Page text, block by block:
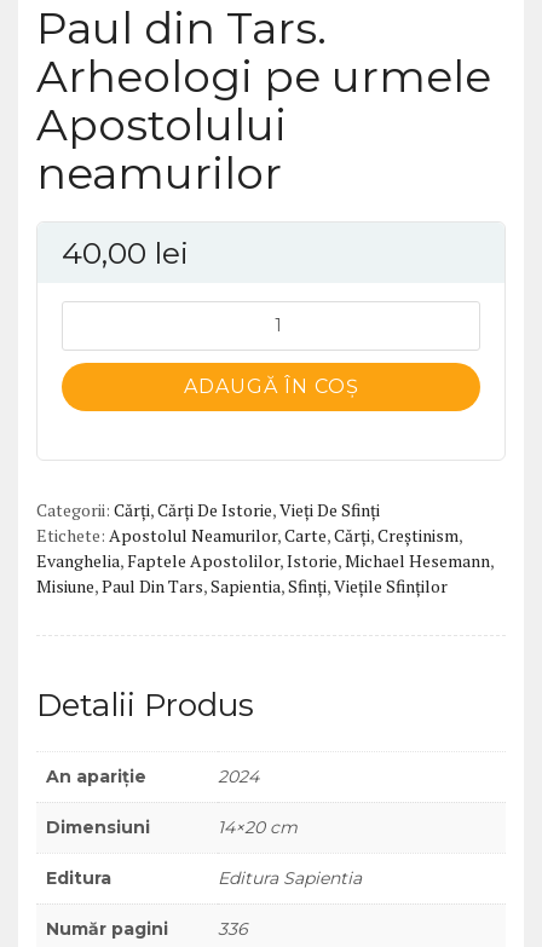
Paul din Tars.
Arheologi pe urmele
Apostolului
neamurilor
40,00 lei
Paul
din
Tars.
pe
Apostolului
neamurilor
ADAUGĂ ÎN COȘ
Categorii: Cărți,Cărți De Istorie,Vieți De Sfinți
Etichete: Apostolul Neamurilor,Carte,Cărți,Creștinism,
Evanghelia,Faptele Apostolilor,Istorie,Michael Hesemann,
Misiune,Paul Din Tars,Sapientia,Sfinți,Viețile Sfinților
Detalii Produs
An apariție 2024
Dimensiuni 14×20 cm
Editura Editura Sapientia
Număr pagini 336